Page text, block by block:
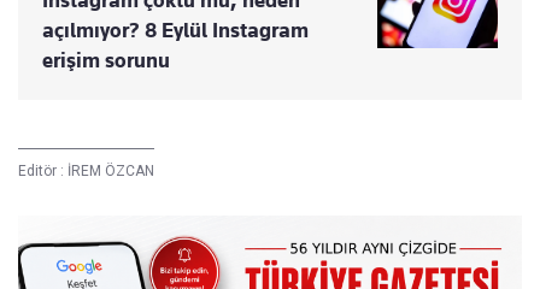
açılmıyor? 8 Eylül Instagram
erişim sorunu
Editör : İREM ÖZCAN